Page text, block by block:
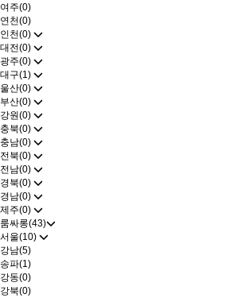
여주(0)
연천(0)
인천(0)
대전(0)
광주(0)
대구(1)
울산(0)
부산(0)
강원(0)
충북(0)
충남(0)
전북(0)
전남(0)
경북(0)
경남(0)
제주(0)
룸싸롱(43)
서울(10)
강남(5)
송파(1)
강동(0)
강북(0)